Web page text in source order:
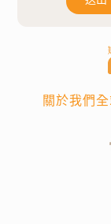
關於我們